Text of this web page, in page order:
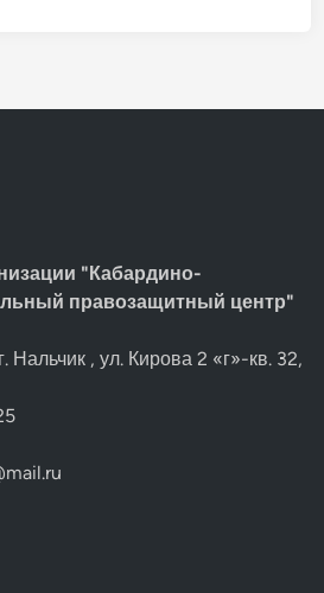
"Кабардино-
правозащитный центр"
, ул. Кирова 2 «г»-кв. 32,